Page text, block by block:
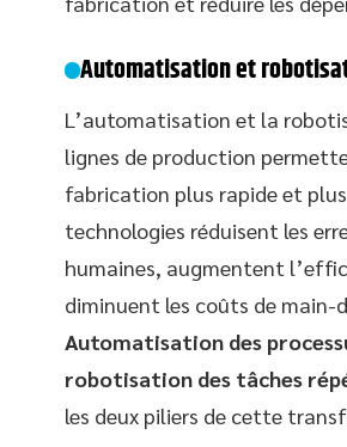
Automatisation et
L’automatisation et la
lignes de production
fabrication plus rapide et plus
technologies réduisent les
humaines, augmentent
diminuent les coûts de main-
Automatisation des
robotisation des tâches
les deux piliers de cette